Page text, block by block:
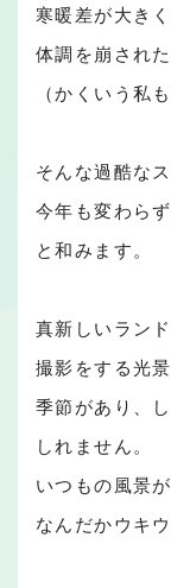
寒暖差が大き
体調を崩され
（かくいう私
そんな過酷な
今年も変わら
と和みます。
真新しいラン
撮影をする光景
季節があり、
しれません。
いつもの風景
なんだかウキ